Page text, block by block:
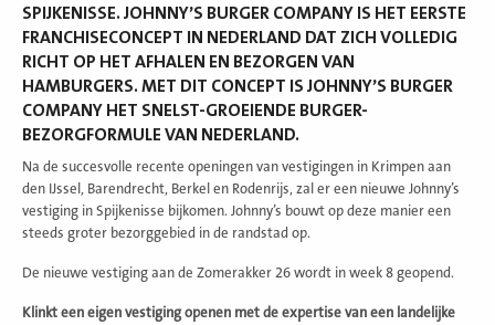
SPIJKENISSE. JOHNNY’S BURGER COMPANY IS HET EERSTE
FRANCHISECONCEPT IN NEDERLAND DAT ZICH VOLLEDIG
RICHT OP HET AFHALEN EN BEZORGEN VAN
HAMBURGERS. MET DIT CONCEPT IS JOHNNY’S BURGER
COMPANY HET SNELST-GROEIENDE BURGER-
BEZORGFORMULE VAN NEDERLAND.
Na de succesvolle recente openingen van vestigingen in Krimpen aan
den IJssel, Barendrecht, Berkel en Rodenrijs, zal er een nieuwe Johnny’s
vestiging in Spijkenisse bijkomen. Johnny’s bouwt op deze manier een
steeds groter bezorggebied in de randstad op.
De nieuwe vestiging aan de Zomerakker 26 wordt in week 8 geopend.
Klinkt een eigen vestiging openen met de expertise van een landelijke